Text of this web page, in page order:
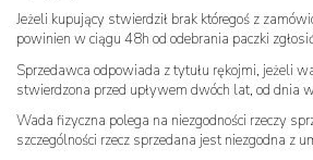
Jeżeli kupujący stwierdził brak któregoś z
powinien w ciągu 48h od odebrania paczki
Sprzedawca odpowiada z tytułu rękojmi, jeżeli
stwierdzona przed upływem dwóch lat, od dnia
Wada fizyczna polega na niezgodności rzeczy
szczególności rzecz sprzedana jest niezgodna z